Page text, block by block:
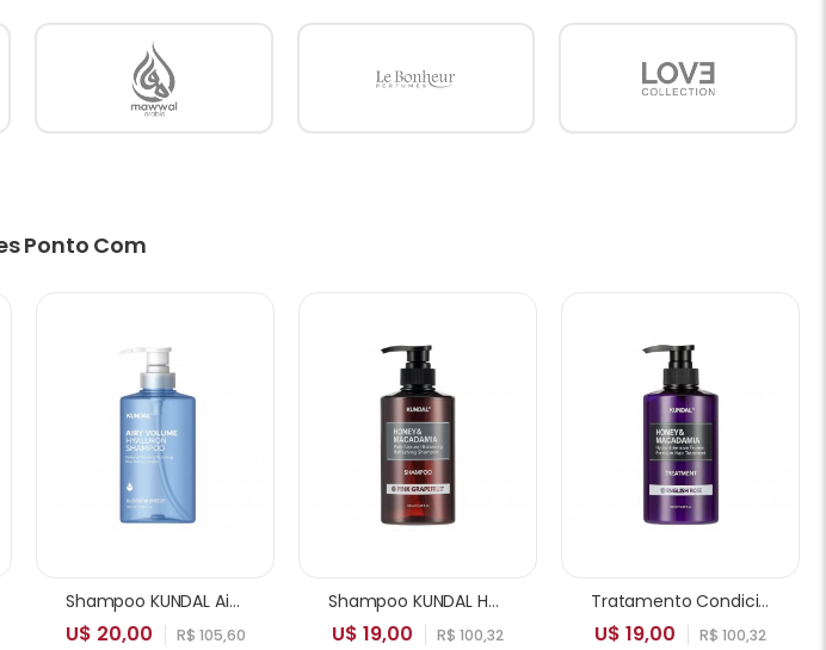
Ponto Com
Shampoo KUNDAL Airy Volume Hyaluron Blossom Breeze 500ml
U$ 20,00 R$ 105,60
Shampoo KUNDAL Honey & Macadamia Pure Natural Balancing Refreshing Pink Grapefruit 500ml
U$ 19,00 R$ 100,32
Tratamento Condicionador KUNDAL Honey & Macadamia Hydro Intensive Protein English Rose 500ml
U$ 19,00 R$ 100,32